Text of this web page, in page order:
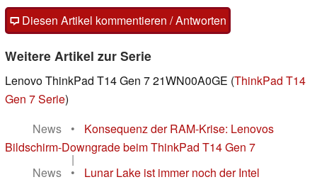
Diesen Artikel kommentieren / Antworten
Weitere Artikel zur Serie
Lenovo ThinkPad T14 Gen 7 21WN00A0GE (ThinkPad T14
Gen 7 Serie)
News
•
Konsequenz der RAM-Krise: Lenovos
Bildschirm-Downgrade beim ThinkPad T14 Gen 7
|
News
•
Lunar Lake ist immer noch der Intel